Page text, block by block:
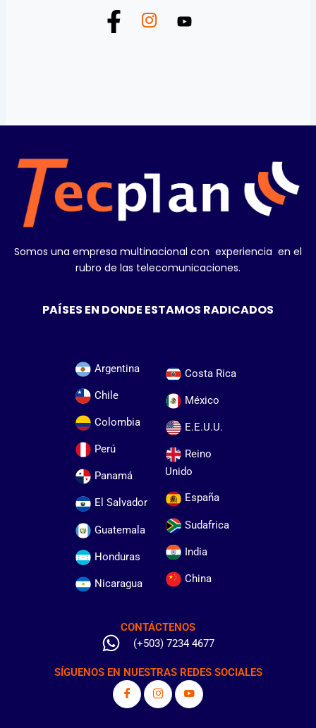
Somos una empresa multinacional con experiencia en el
rubro de las telecomunicaciones.
PAÍSES EN DONDE ESTAMOS RADICADOS
Argentina
Chile
Colombia
Perú
Panamá
El Salvador
Guatemala
Honduras
Nicaragua
Costa Rica
México
E.E.U.U.
Reino
Unido
España
Sudafrica
India
China
CONTÁCTENOS
(+503) 7234 4677
SÍGUENOS EN NUESTRAS REDES SOCIALES